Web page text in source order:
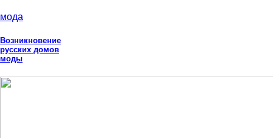
мода
Возникновение
русских домов
моды